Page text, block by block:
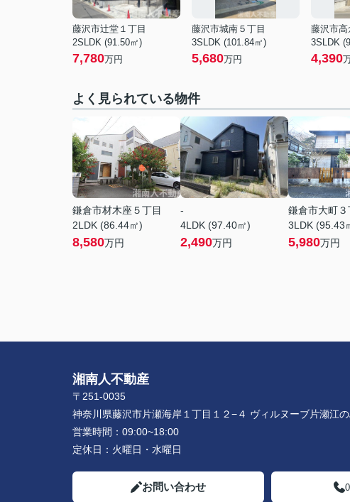
藤沢市辻堂１丁目
2SLDK (91.50㎡)
7,780万円
藤沢市城南５丁目
3SLDK (101.84㎡)
5,680万円
藤沢市高
3SLDK
4,390
よく見られている物件
鎌倉市材木座５丁目
2LDK (86.44㎡)
8,580万円
-
4LDK (97.40㎡)
2,490万円
鎌倉市大町３
3LDK (95.43
5,980万円
湘南人不動産
〒251-0035
神奈川県藤沢市片瀬海岸１丁目１２−４ ヴィルヌーブ片瀬江
営業時間： 09:00~18:00
定休日： 火曜日・水曜日
お問い合わせ